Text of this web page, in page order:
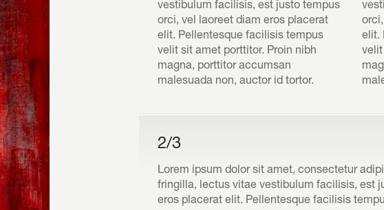
vestibulum facilisis, est justo tempus
orci, vel laoreet diam eros placerat
elit. Pellentesque facilisis tempus
velit sit amet porttitor. Proin nibh
magna, porttitor accumsan
malesuada non, auctor id tortor.
elit.
velit
2/3
Lorem ipsum dolor sit amet, consectetur
fringilla, lectus vitae vestibulum facilisis, est
eros placerat elit. Pellentesque facilisis